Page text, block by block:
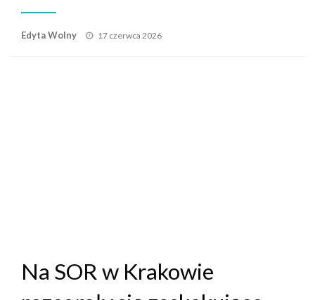
Edyta Wolny
Posted
17 czerwca 2026
Na SOR w Krakowie